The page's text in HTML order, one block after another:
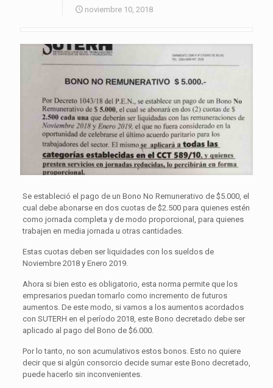
noviembre 10, 2018
Se estableció el pago de un Bono No Remunerativo de $5.000, el
cual debe abonarse en dos cuotas de $2.500 para quienes estén
como jornada completa y de modo proporcional, para quienes
trabajen en media jornada u otras cantidades.
Estas cuotas deben ser liquidades con los sueldos de
Noviembre 2018 y Enero 2019.
Ahora si bien esto es obligatorio, esta norma permite que los
empresarios puedan tomarlo como incremento de futuros
aumentos. De este modo, si vamos a los aumentos acordados
con SUTERH en el período 2018, este Bono decretado debe ser
aplicado al pago del Bono de $6.000.
Por lo tanto, no son acumulativos estos bonos. Esto no quiere
decir que si algún consorcio decide sumar este Bono decretado,
puede hacerlo sin inconvenientes.